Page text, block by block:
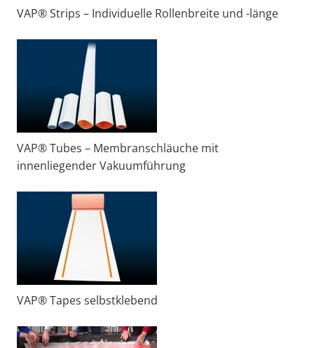
VAP® Strips – Individuelle Rollenbreite und -länge
VAP® Tubes – Membranschläuche mit
innenliegender Vakuumführung
VAP® Tapes selbstklebend